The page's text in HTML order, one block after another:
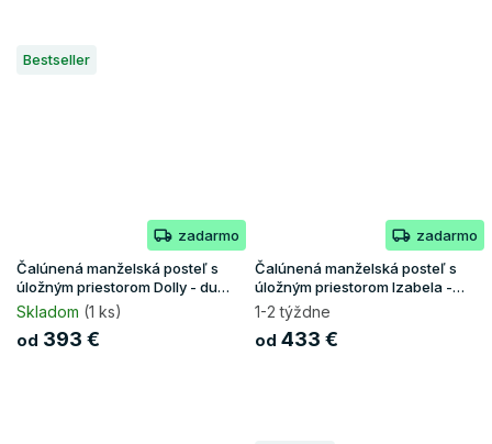
Bestseller
zadarmo
Čalúnená manželská posteľ s
úložným priestorom Dolly - dub
craft/grafit
Skladom (1 ks)
od 393 €
zadarmo
Čalúnená manželská posteľ s
úložným priestorom Izabela -
biela
1-2 týždne
od 433 €